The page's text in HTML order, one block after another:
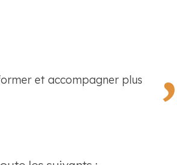
et accompagner plus